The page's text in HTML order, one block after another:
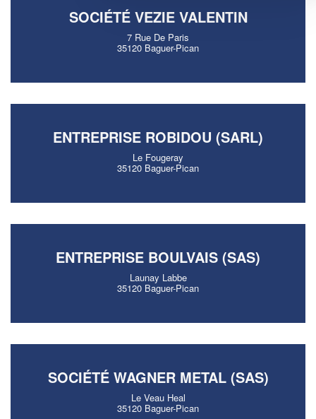
SOCIÉTÉ VEZIE VALENTIN
7 Rue De Paris
35120 Baguer-Pican
ENTREPRISE ROBIDOU (SARL)
Le Fougeray
35120 Baguer-Pican
ENTREPRISE BOULVAIS (SAS)
Launay Labbe
35120 Baguer-Pican
SOCIÉTÉ WAGNER METAL (SAS)
Le Veau Heal
35120 Baguer-Pican